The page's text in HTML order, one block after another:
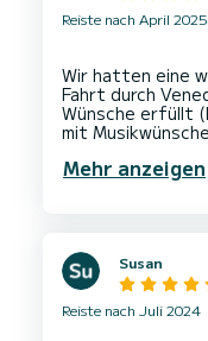
Reiste nach April 2025
Wir hatten eine
Fahrt durch
Wünsche erfüllt
mit
Mehr anzeigen
Susan
Reiste nach Juli 2024